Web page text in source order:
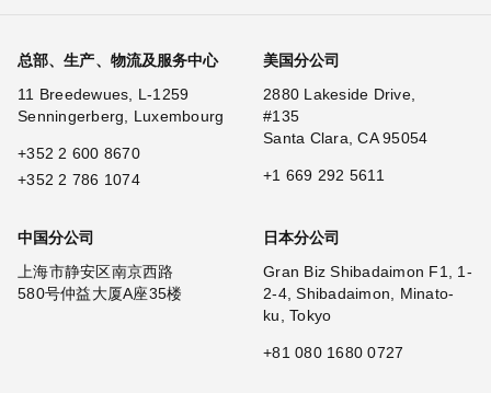
总部、生产、物流及服务中心
11 Breedewues, L-1259
Senningerberg, Luxembourg
+352 2 600 8670
+352 2 786 1074
美国分公司
2880 Lakeside Drive,
#135
Santa Clara, CA 95054
+1 669 292 5611
中国分公司
上海市静安区南京西路
580号仲益大厦A座35楼
日本分公司
Gran Biz Shibadaimon F1, 1-
2-4, Shibadaimon, Minato-
ku, Tokyo
+81 080 1680 0727